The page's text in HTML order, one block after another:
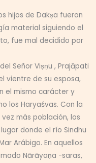
hijos de Dakṣa fueron
material siguiendo el
fue mal decidido por
Señor Viṣṇu , Prajāpati
vientre de su esposa,
el mismo carácter y
los Haryaśvas. Con la
más población, los
donde el río Sindhu
Arábigo. En aquellos
Nārāyaṇa -saras,